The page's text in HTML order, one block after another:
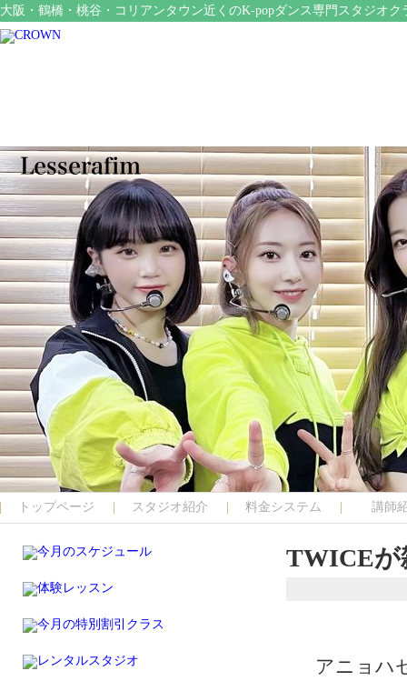
大阪・鶴橋・桃谷・コリアンタウン近くのK-popダンス専門スタジオク
トップページ スタジオ紹介 料金システム 講師
TWICEが
アニョハ